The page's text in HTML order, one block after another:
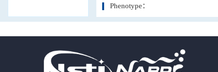
Phenotype：